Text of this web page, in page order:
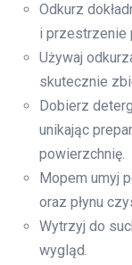
Odkurz
i przestrzenie
Używaj
skutecznie
Dobierz
unikając
powierzchnię.
Mopem umyj
oraz płynu
Wytrzyj do
wygląd.